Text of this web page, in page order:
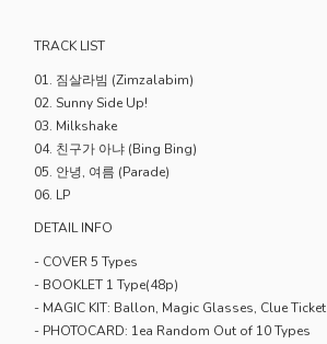
TRACK LIST
01. 짐살라빔 (Zimzalabim)
02. Sunny Side Up!
03. Milkshake
04. 친구가 아냐 (Bing Bing)
05. 안녕, 여름 (Parade)
06. LP
DETAIL INFO
- COVER 5 Types
- BOOKLET 1 Type(48p)
- MAGIC KIT: Ballon, Magic Glasses, Clue Ticket
- PHOTOCARD: 1ea Random Out of 10 Types